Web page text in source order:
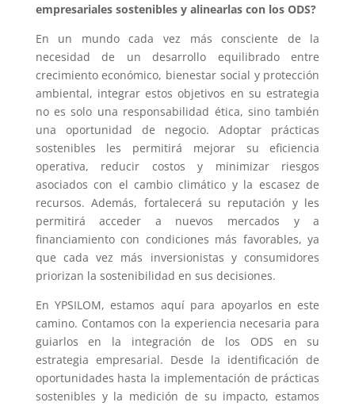
empresariales sostenibles y alinearlas con los ODS?
En un mundo cada vez más consciente de la
necesidad de un desarrollo equilibrado entre
crecimiento económico, bienestar social y protección
ambiental, integrar estos objetivos en su estrategia
no es solo una responsabilidad ética, sino también
una oportunidad de negocio. Adoptar prácticas
sostenibles les permitirá mejorar su eficiencia
operativa, reducir costos y minimizar riesgos
asociados con el cambio climático y la escasez de
recursos. Además, fortalecerá su reputación y les
permitirá acceder a nuevos mercados y a
financiamiento con condiciones más favorables, ya
que cada vez más inversionistas y consumidores
priorizan la sostenibilidad en sus decisiones.
En YPSILOM, estamos aquí para apoyarlos en este
camino. Contamos con la experiencia necesaria para
guiarlos en la integración de los ODS en su
estrategia empresarial. Desde la identificación de
oportunidades hasta la implementación de prácticas
sostenibles y la medición de su impacto, estamos